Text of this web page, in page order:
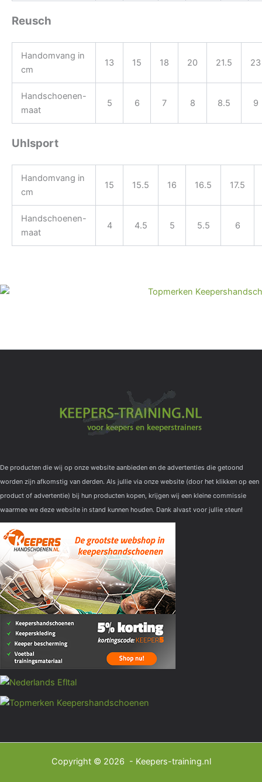
Reusch
Handomvang in
cm
13 15 18 20 21.5 23
Handschoenen-
maat
5 6 7 8 8.5 9
Uhlsport
Handomvang in
cm
15 15.5 16 16.5 17.5
Handschoenen-
maat
4 4.5 5 5.5 6
De producten die wij op onze website aanbieden en de advertenties die getoond
worden zijn afkomstig van derden. Als jullie via onze website (door het klikken op een
product of advertentie) bij hun producten kopen, krijgen wij een kleine commissie
waarmee we deze website in stand kunnen houden. Dank alvast voor jullie steun!
Copyright © 2026 - Keepers-training.nl